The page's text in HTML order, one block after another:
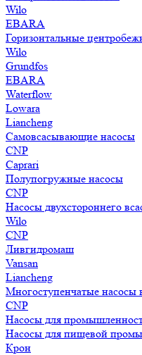
Wilo
EBARA
Горизонтальные
Wilo
Grundfos
EBARA
Waterflow
Lowara
Liancheng
Самовсасывающие насосы
CNP
Caprari
Полупогружные насосы
CNP
Насосы двухстороннего
Wilo
CNP
Ливгидромаш
Vansan
Liancheng
Многоступенчатые насосы
CNP
Насосы для
Насосы для пищевой
Крон